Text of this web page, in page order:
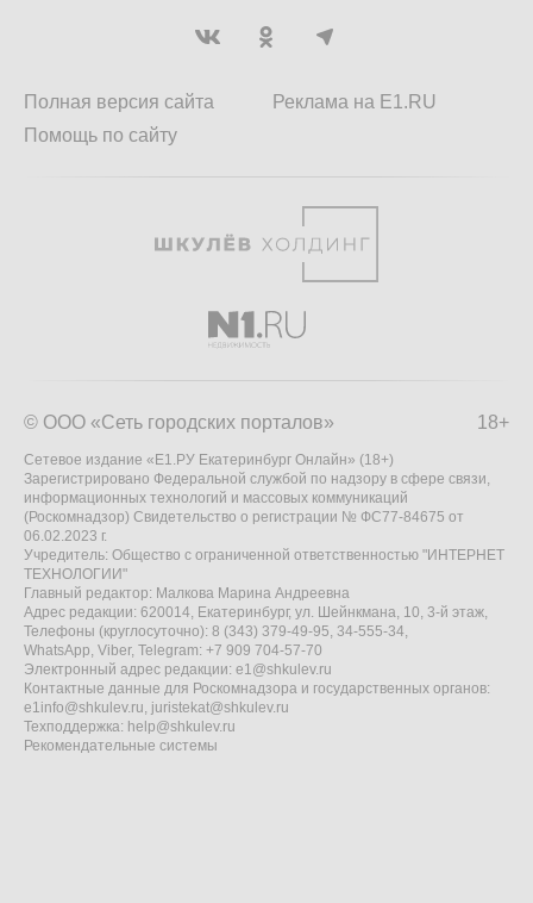
Полная версия сайта
Помощь по сайту
Реклама на E1.RU
18+
© ООО «Сеть городских порталов»
Сетевое издание «Е1.РУ Екатеринбург Онлайн» (18+)
Зарегистрировано Федеральной службой по надзору в сфере связи,
информационных технологий и массовых коммуникаций
(Роскомнадзор) Свидетельство о регистрации № ФС77-84675 от
06.02.2023 г.
Учредитель: Общество с ограниченной ответственностью "ИНТЕРНЕТ
ТЕХНОЛОГИИ"
Главный редактор: Малкова Марина Андреевна
Адрес редакции: 620014, Екатеринбург, ул. Шейнкмана, 10, 3-й этаж,
Телефоны (круглосуточно): 8 (343) 379-49-95, 34-555-34,
WhatsApp, Viber, Telegram: +7 909 704-57-70
Электронный адрес редакции: e1@shkulev.ru
Контактные данные для Роскомнадзора и государственных органов:
e1info@shkulev.ru, juristekat@shkulev.ru
Техподдержка: help@shkulev.ru
Рекомендательные системы